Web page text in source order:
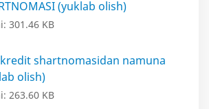
(yuklab olish)
301.46 KB
shartnomasidan namuna
olish)
263.60 KB